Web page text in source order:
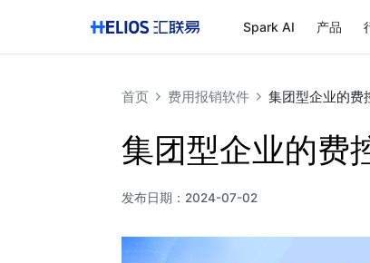
Spark AI 产品
首页 费用报销软件 集团型企业的费
集团型企业的费
发布日期： 2024-07-02